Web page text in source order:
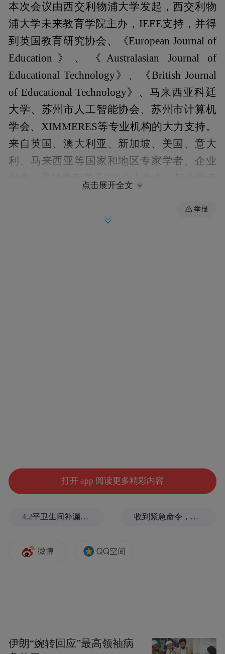
本次会议由西交利物浦大学发起，西交利物
浦大学未来教育学院主办，IEEE支持，并得
到英国教育研究协会、《European Journal of
Education》、《Australasian Journal of
Educational Technology》、《British Journal
of Educational Technology》、马来西亚科廷
大学、苏州市人工智能协会、苏州市计算机
学会、XIMMERES等专业机构的大力支持。
来自英国、澳大利亚、新加坡、美国、意大
利、马来西亚等国家和地区专家学者、企业
化、游戏化与跨学科融合教育新纪元”的主
授、西交利物浦大学未来教育学院执行院长
点击展开全文
举报
打开 app 阅读更多精彩内容
4.2平卫生间补漏注胶花1.55万，消费者称陷“天价注胶补漏”套路 收到紧急命令，加拿大2万人连夜逃命
伊朗“婉转回应”最高领袖病